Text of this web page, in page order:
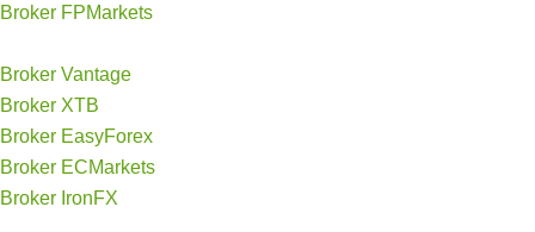
Broker FPMarkets
Broker Vantage
Broker XTB
Broker EasyForex
Broker ECMarkets
Broker IronFX